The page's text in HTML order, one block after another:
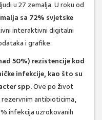
u 27 zemalja. U roku od
sa 72% svjetske
interaktivni digitalni
i grafike.
50%) rezistencije kod
infekcije, kao što su
spp.Ove po život
antibioticima,
infekcija uzrokovanih